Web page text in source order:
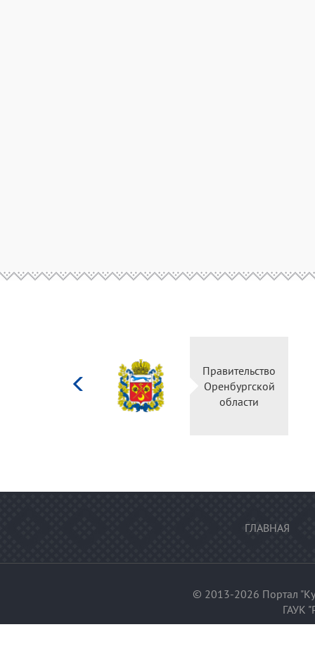
Правительство
Оренбургской
области
ГЛАВНАЯ
© 2013-2026 Портал
ГАУК